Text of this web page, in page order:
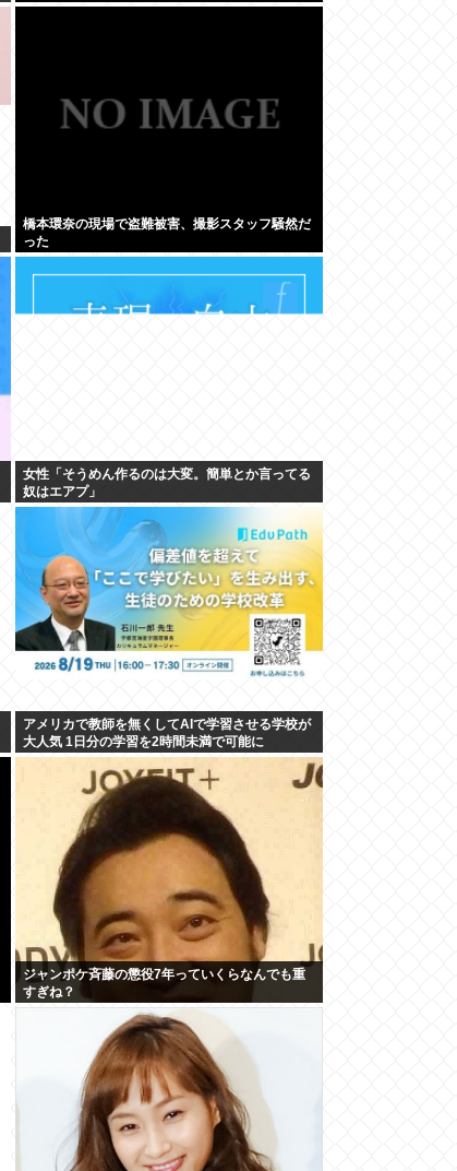
橋本環奈の現場で盗難被害、撮影スタッフ騒然だ
った
女性「そうめん作るのは大変。簡単とか言ってる
奴はエアプ」
アメリカで教師を無くしてAIで学習させる学校が
大人気 1日分の学習を2時間未満で可能に
ジャンポケ斉藤の懲役7年っていくらなんでも重
すぎね？